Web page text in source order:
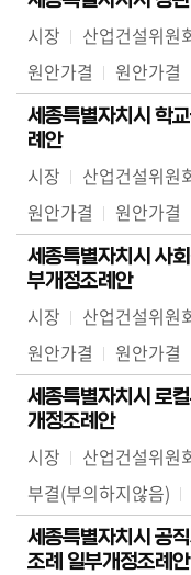
시장
산업건설위원
원안가결
원안가결
세종특별자치시 학
례안
시장
산업건설위원
원안가결
원안가결
세종특별자치시 사
부개정조례안
시장
산업건설위원
원안가결
원안가결
세종특별자치시 로
개정조례안
시장
산업건설위원
부결(부의하지않음)
세종특별자치시 공
조례 일부개정조례안